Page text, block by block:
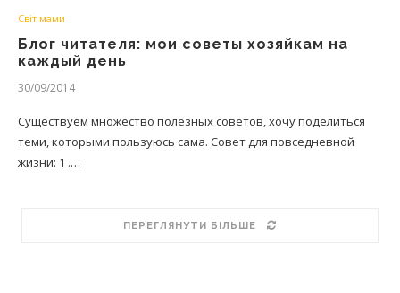
Світ мами
Блог читателя: мои советы хозяйкам на
каждый день
30/09/2014
Существуем множество полезных советов, хочу поделиться
теми, которыми пользуюсь сама. Совет для повседневной
жизни: 1 .…
ПЕРЕГЛЯНУТИ БІЛЬШЕ